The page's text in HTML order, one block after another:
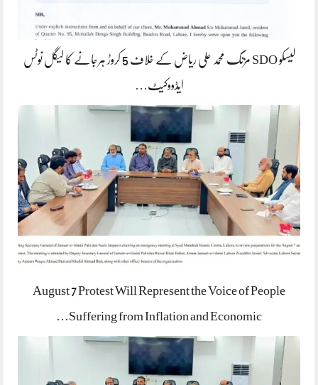
لیسکو SDO مزنگ محمد علی ریاض کے خلاف 5 کروڑ ہرجانے کا لیگل نوٹس
ایڈووکیٹ…
August 7 Protest Will Represent the Voice of People
Suffering from Inflation and Economic…